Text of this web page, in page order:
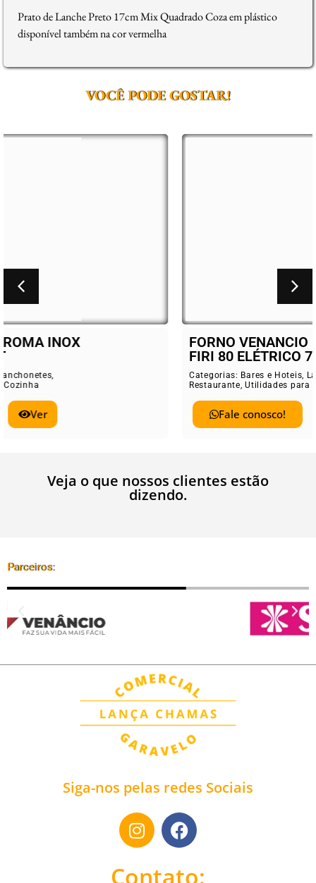
Prato de Lanche Preto 17cm Mix Quadrado Coza em plástico
disponível também na cor vermelha
VOCÊ PODE GOSTAR!
FORNO VENANCIO ROMA INOX
FIRI 80 ELÉTRICO 78 LT
Categorias: Lanchonetes,
Utilidades para Cozinha
Veja o que nossos clientes estão
dizendo.
Parceiros:
Siga-nos pelas redes Sociais
Contato: